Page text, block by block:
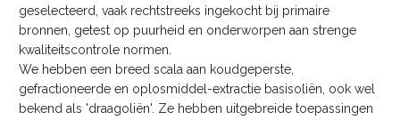
geselecteerd, vaak rechtstreeks ingekocht bij primaire
bronnen, getest op puurheid en onderworpen aan strenge
kwaliteitscontrole normen.
We hebben een breed scala aan koudgeperste,
gefractioneerde en oplosmiddel-extractie basisoliën, ook wel
bekend als 'draagoliën'. Ze hebben uitgebreide toepassingen